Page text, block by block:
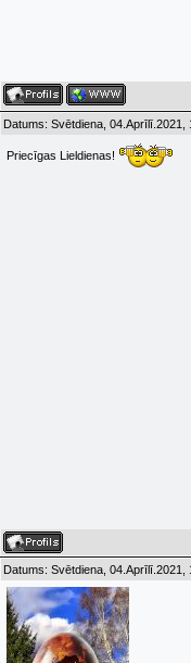
Datums: Svētdiena,
Priecīgas Lieldienas!
Datums: Svētdiena,